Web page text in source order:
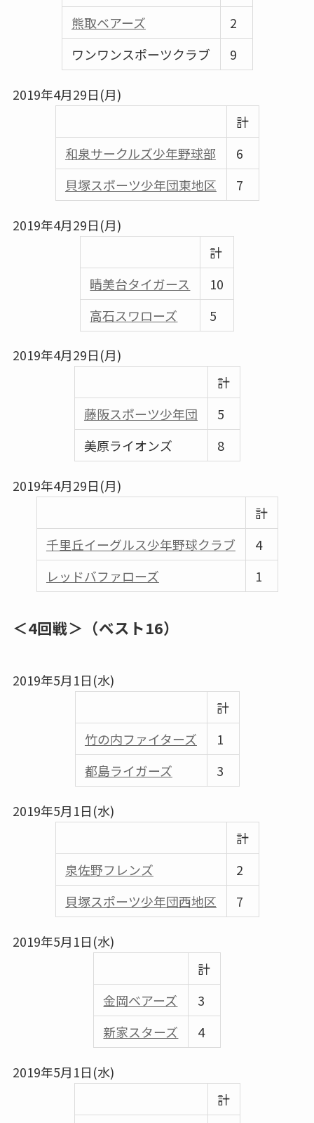
熊取ベアーズ
2
ワンワンスポーツクラブ
9
2019年4月29日(月)
計
和泉サークルズ少年野球部
6
貝塚スポーツ少年団東地区
7
2019年4月29日(月)
計
晴美台タイガース
10
高石スワローズ
5
2019年4月29日(月)
計
藤阪スポーツ少年団
5
美原ライオンズ
8
2019年4月29日(月)
計
千里丘イーグルス少年野球クラブ
4
レッドバファローズ
1
＜4回戦＞ （ベスト16）
2019年5月1日(水)
計
竹の内ファイターズ
1
都島ライガーズ
3
2019年5月1日(水)
計
泉佐野フレンズ
2
貝塚スポーツ少年団西地区
7
2019年5月1日(水)
計
金岡ベアーズ
3
新家スターズ
4
2019年5月1日(水)
計